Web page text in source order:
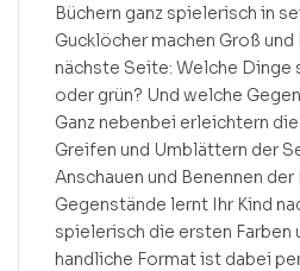
Büchern ganz spielerisch in
Gucklöcher machen Groß
nächste Seite: Welche Dinge
oder grün? Und welche
Ganz nebenbei erleichtern
Greifen und Umblättern der
Anschauen und Benennen der
Gegenstände lernt Ihr Kind
spielerisch die ersten Farben
handliche Format ist dabei